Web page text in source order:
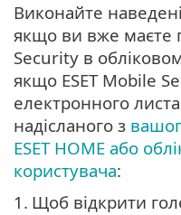
Виконайте
якщо ви вже маєте
Security в
якщо ESET Mobile
електронного
надісланого з
ESET HOME або
користувача:
1. Щоб відкрити